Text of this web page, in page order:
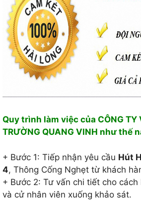
Quy trình làm việc của CÔNG TY
TRƯỜNG QUANG VINH như thế
+ Bước 1: Tiếp nhận yêu cầu Hút
4, Thông Cống Nghẹt từ khách
+ Bước 2: Tư vấn chi tiết cho
và cử nhân viên xuống khảo sát.